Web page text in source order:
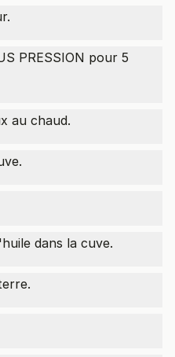
PRESSION pour 5
au chaud.
dans la cuve.